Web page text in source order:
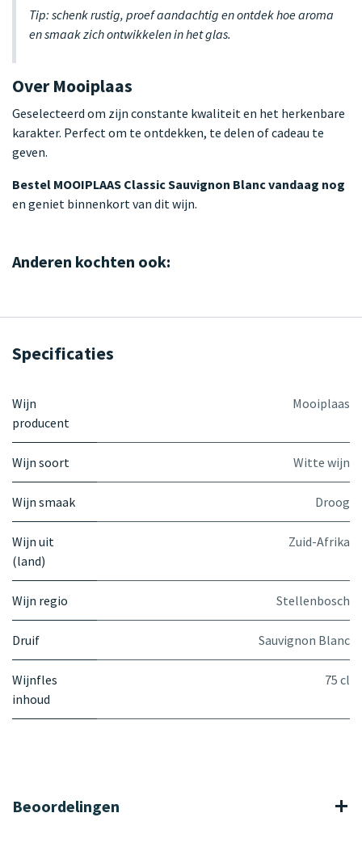
Tip: schenk rustig, proef aandachtig en ontdek hoe aroma
en smaak zich ontwikkelen in het glas.
Over Mooiplaas
Geselecteerd om zijn constante kwaliteit en het herkenbare
karakter. Perfect om te ontdekken, te delen of cadeau te
geven.
Bestel MOOIPLAAS Classic Sauvignon Blanc vandaag nog
en geniet binnenkort van dit wijn.
Anderen kochten ook:
Specificaties
Wijn
producent
Mooiplaas
Wijn soort Witte wijn
Wijn smaak Droog
Wijn uit
(land)
Zuid-Afrika
Wijn regio Stellenbosch
Druif Sauvignon Blanc
Wijnfles
inhoud
75 cl
Beoordelingen